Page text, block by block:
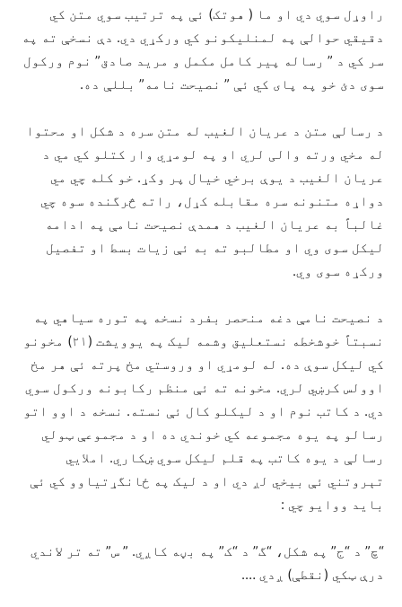
راوړل سوي دي او ما ( هوتک) ئې په ترتیب سوي متن کي
دقیقي حوالې په لمنلیکونو کي ورکړي دي. دې نسخې ته په
سر کي د ” رساله پیر کامل مکمل و مرید صادق” نوم ورکول
سوی دئ خو په پای کي ئې ” نصیحت نامه” بللې ده.
د رسالې متن د عریان الغیب له متن سره د شکل او محتوا
له مخي ورته والی لري او په لومړي وار کتلو کي مي د
عریان الغیب د یوې برخي خیال پر وکړ. خو کله چي مي
دواړه متنونه سره مقابله کړل، راته څرگنده سوه چي
غالباً به عریان الغیب د همدې نصیحت نامې په ادامه
لیکل سوی وي او مطالبو ته به ئې زیات بسط او تفصیل
ورکړه سوی وي.
د نصیحت نامې دغه منحصر بفرد نسخه په توره سیاهي په
نسبتاً خوشخطه نستعلیق وشمه لیک په یوویشت (۲۱) مخونو
کي لیکل سوې ده. له لومړي او وروستي مخ پرته ئې هر مخ
اوولس کرښي لري. مخونه ته ئې منظم رکابونه ورکول سوي
دي. د کاتب نوم او د لیکلو کال ئې نسته. نسخه د اوو اتو
رسالو په یوه مجموعه کي خوندي ده او د مجموعې ټولي
رسالې د یوه کاتب په قلم لیکل سوي ښکاري. املايي
تېروتني ئې بیخي لږ دي او د لیک په ځانگړتیاوو کي ئې
باید ووایو چي :
“چ” د “ج” په شکل، “گ” د “ک” په بڼه کاږي. ” س” ته تر لاندي
درې ټکي (نقطې) ږدي ….